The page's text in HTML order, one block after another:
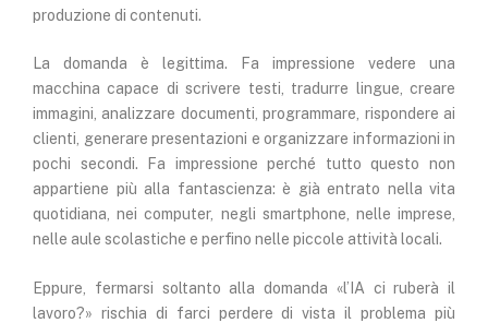
produzione di contenuti.
La domanda è legittima. Fa impressione vedere una
macchina capace di scrivere testi, tradurre lingue, creare
immagini, analizzare documenti, programmare, rispondere ai
clienti, generare presentazioni e organizzare informazioni in
pochi secondi. Fa impressione perché tutto questo non
appartiene più alla fantascienza: è già entrato nella vita
quotidiana, nei computer, negli smartphone, nelle imprese,
nelle aule scolastiche e perfino nelle piccole attività locali.
Eppure, fermarsi soltanto alla domanda «l’IA ci ruberà il
lavoro?» rischia di farci perdere di vista il problema più